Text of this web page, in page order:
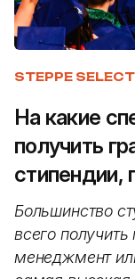
STEPPE SELECT
На какие
получить
Большинство
всего
менеджмент